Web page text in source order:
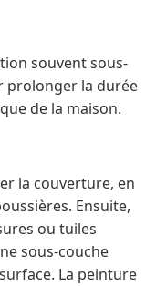
souvent sous-
prolonger la durée
de la maison.
la couverture, en
Ensuite,
ou tuiles
sous-couche
La peinture